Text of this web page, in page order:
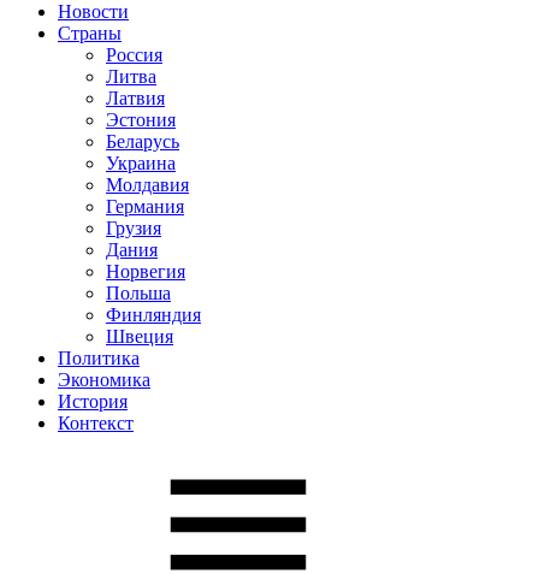
Новости
Страны
Россия
Литва
Латвия
Эстония
Беларусь
Украина
Молдавия
Германия
Грузия
Дания
Норвегия
Польша
Финляндия
Швеция
Политика
Экономика
История
Контекст